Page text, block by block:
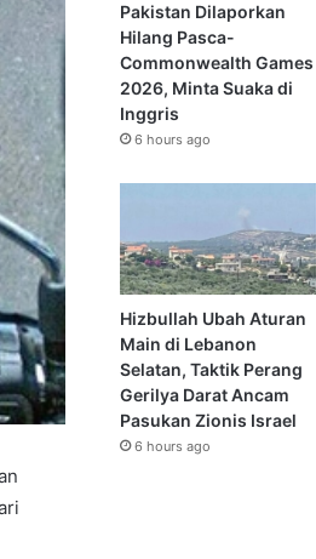
Pakistan Dilaporkan
Hilang Pasca-
Commonwealth Games
2026, Minta Suaka di
Inggris
6 hours ago
Hizbullah Ubah Aturan
Main di Lebanon
Selatan, Taktik Perang
Gerilya Darat Ancam
Pasukan Zionis Israel
6 hours ago